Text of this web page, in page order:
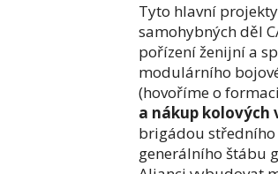
Tyto hlavní
samohybných děl
pořízení ženijní a
modulárního
(hovoříme o
a nákup kolových
brigádou
generálního štábu